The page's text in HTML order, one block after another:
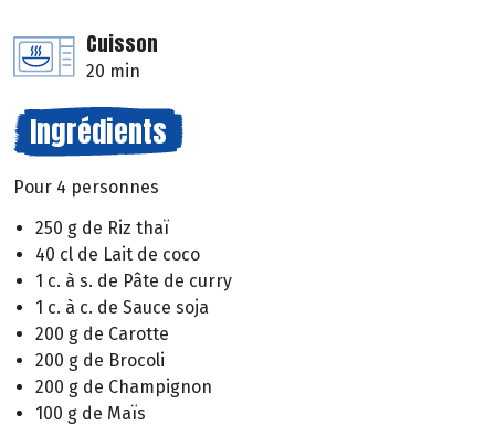
Cuisson
20 min
Ingrédients
Pour 4 personnes
250 g de Riz thaï
40 cl de Lait de coco
1 c. à s. de Pâte de curry
1 c. à c. de Sauce soja
200 g de Carotte
200 g de Brocoli
200 g de Champignon
100 g de Maïs